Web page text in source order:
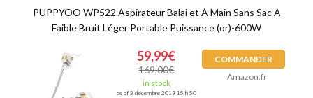
PUPPYOO WP522 Aspirateur Balai et À Main Sans Sac À
Faible Bruit Léger Portable Puissance (or)-600W
59,99€
169,00€
in stock
as of 3 décembre 2019 15 h 50
COMMANDER
Amazon.fr